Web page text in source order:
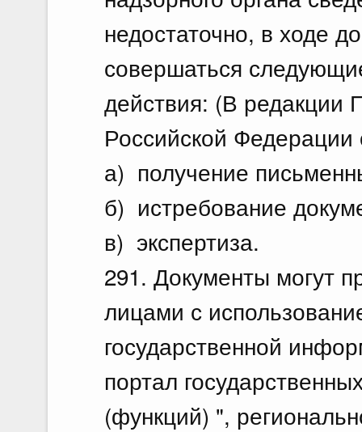
недостаточно, в ходе
совершаться
действия: (В редакции
Российской
а) получение
б) истребование
в) экспертиза.
291. Документы могут
лицами с
государственной
портал
(функций) ",